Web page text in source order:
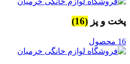
پخت و پز (16)
16 محصول